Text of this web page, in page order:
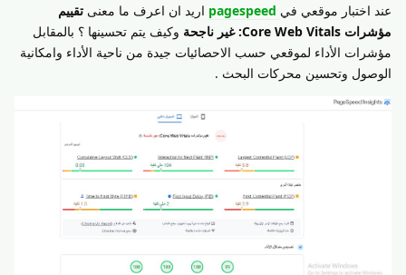
عند اختبار موقعي في اريد ان اعرف ما معنى تقييم
مؤشرات Core Web Vitals: غير ناجحة
وكيف يتم تحسينها ؟ بالمقابل
مؤشرات الأداء لموقعي حسب الاحصائيات جيدة من ناحية الأداء وامكانية
الوصول وتحسين محركات البحث .